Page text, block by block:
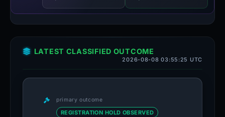
LATEST CLASSIFIED OUTCOME
2026-08-08 03:55:25 UTC
primary outcome
REGISTRATION HOLD OBSERVED